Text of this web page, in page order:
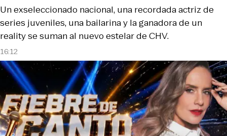
16:12
Un exseleccionado nacional, una recordada actriz de
series juveniles, una bailarina y la ganadora de un
reality se suman al nuevo estelar de CHV.